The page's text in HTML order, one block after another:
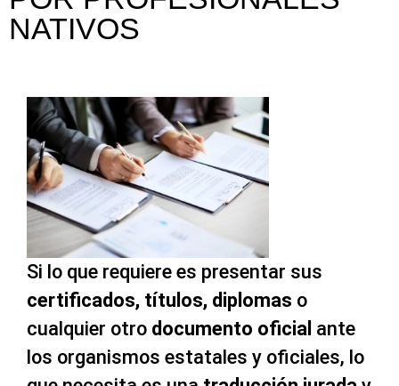
NATIVOS
Si lo que requiere es presentar sus
certificados, títulos, diplomas o
cualquier otro documento oficial ante
los organismos estatales y oficiales, lo